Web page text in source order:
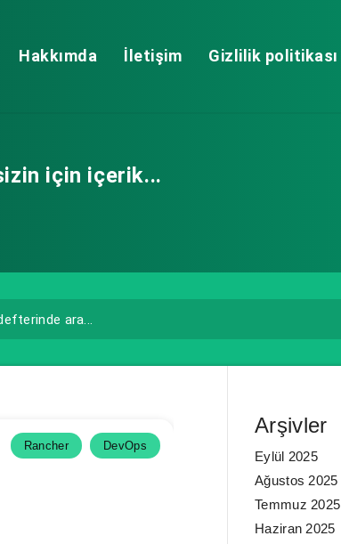
Hakkımda İletişim Gizlilik politikası
için içerik...
Rancher DevOps
Arşivler
Eylül 2025
Ağustos 2025
Temmuz 2025
Haziran 2025